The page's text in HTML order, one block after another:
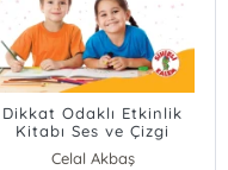
Dikkat Odaklı Etkinlik
Kitabı Ses ve Çizgi
Çalışması 5-6 Yaş
Celal Akbaş